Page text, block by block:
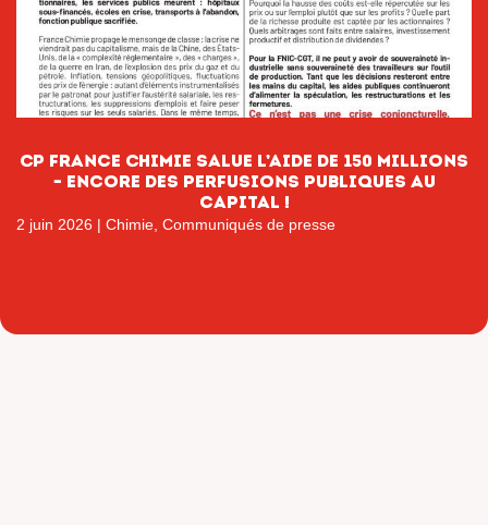
CP France Chimie salue l’aide de 150 millions
– encore des perfusions publiques au
capital !
2 juin 2026 | Chimie Communiqués de presse